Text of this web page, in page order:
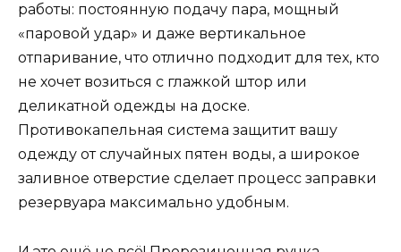
работы: постоянную подачу пара, мощный
«паровой удар» и даже вертикальное
отпаривание, что отлично подходит для тех, кто
не хочет возиться с глажкой штор или
деликатной одежды на доске.
Противокапельная система защитит вашу
одежду от случайных пятен воды, а широкое
заливное отверстие сделает процесс заправки
резервуара максимально удобным.